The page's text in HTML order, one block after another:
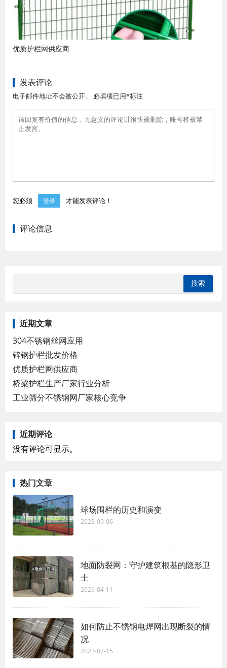
优质护栏网供应商
发表评论
电子邮件地址不会被公开。 必填项已用*标注
您必须 登录 才能发表评论！
评论信息
近期文章
304不锈钢丝网应用
锌钢护栏批发价格
优质护栏网供应商
桥梁护栏生产厂家行业分析
工业筛分不锈钢网厂家核心竞争
近期评论
没有评论可显示。
热门文章
球场围栏的历史和演变
2023-09-06
地面防裂网：守护建筑根基的隐形卫
士
2026-04-11
如何防止不锈钢电焊网出现断裂的情
况
2023-07-15